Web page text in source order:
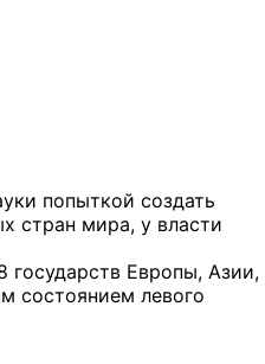
попыткой создать
стран мира, у власти
государств Европы, Азии,
состоянием левого